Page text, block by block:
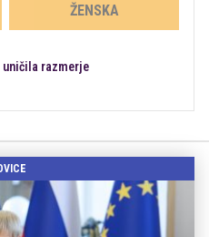
ŽENSKA
razmerje